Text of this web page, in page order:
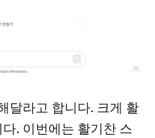
달라고 합니다. 크게 활
. 이번에는 활기찬 스